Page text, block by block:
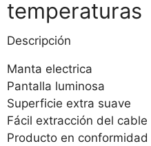
temperaturas
Descripción
Manta electrica
Pantalla luminosa
Superficie extra suave
Fácil extracción del
Producto en